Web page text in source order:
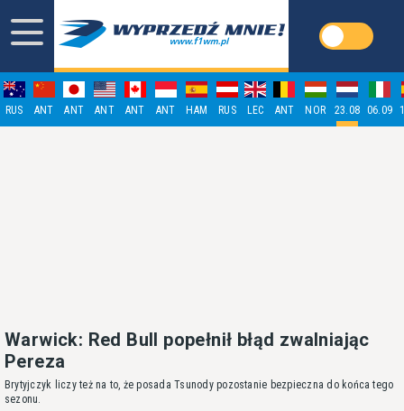
RUS ANT ANT ANT ANT ANT HAM RUS LEC ANT NOR 23.08 06.09
Warwick: Red Bull popełnił błąd zwalniając
Pereza
Brytyjczyk liczy też na to, że posada Tsunody pozostanie bezpieczna do końca tego
sezonu.